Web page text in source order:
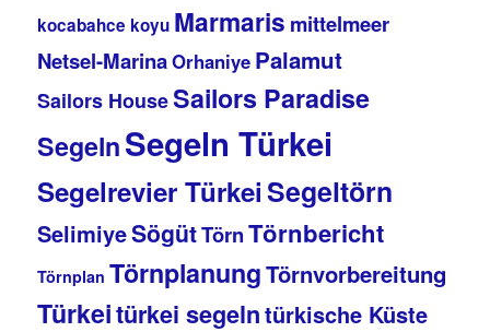
kocabahce koyu Marmaris mittelmeer
Netsel-MarinaOrhaniye Palamut
Sailors HouseSailors Paradise
SegelnSegeln Türkei
Segelrevier TürkeiSegeltörn
SelimiyeSögütTörnTörnbericht
Törnplan TörnplanungTörnvorbereitung
Türkeitürkei segelntürkische Küste